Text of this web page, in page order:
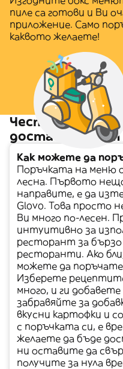
пиле са готови и Ви
приложение. Само
каквото желаете!
Често
доставката от
Как можете да
Поръчката на меню
лесна. Първото
направите, е да
Glovo. Това просто
Ви много по-лесен.
интуитивно за
ресторант за бързо
ресторанти. Ако
можете да
Изберете
много, и ги
забравяйте за
вкусни картофки и
с поръчката си, е
желаете да бъде
ни оставите да
получите за нула